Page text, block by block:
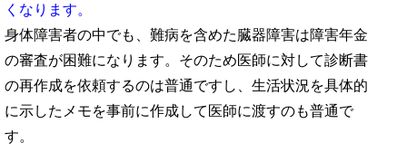
くなります。
身体障害者の中でも、難病を含めた臓器障害は障害年金
の審査が困難になります。そのため医師に対して診断書
の再作成を依頼するのは普通ですし、生活状況を具体的
に示したメモを事前に作成して医師に渡すのも普通で
す。